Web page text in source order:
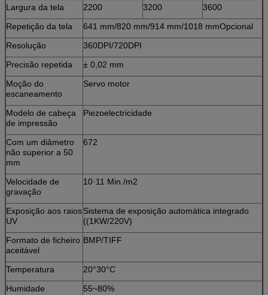
Largura da tela
2200 3200
3600
Repetição da tela
641 mm/820 mm/914 mm/1018 mmOpcional
Resolução
360DPI/720DPI
Precisão repetida
± 0,02 mm
Moção do
escaneamento
Servo motor
Modelo de cabeça
de impressão
Piezoelectricidade
Com um diâmetro
não superior a 50
mm
672
Velocidade de
gravação
10·11 Min./m2
Exposição aos raios
UV
Sistema de exposição automática integrado
((1KW/220V)
Formato de ficheiro
aceitável
BMP/TIFF
Temperatura
20°30°C
Humidade
55~80%